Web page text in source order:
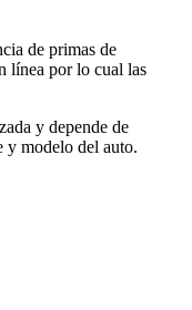
de primas de
línea por lo cual las
y depende de
y modelo del auto.